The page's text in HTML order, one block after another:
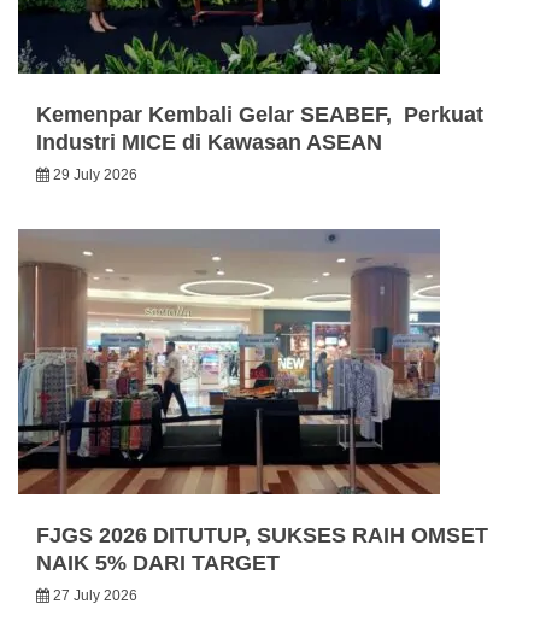
Kemenpar Kembali Gelar SEABEF, Perkuat
Industri MICE di Kawasan ASEAN
29 July 2026
FJGS 2026 DITUTUP, SUKSES RAIH OMSET
NAIK 5% DARI TARGET
27 July 2026